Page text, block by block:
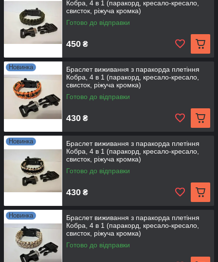
Кобра, 4 в 1 (паракорд, кресало-кресало,
свисток, ріжуча кромка)
Готово до відправки
450 ₴
Новинка
Браслет виживання з паракорда плетіння
Кобра, 4 в 1 (паракорд, кресало-кресало,
свисток, ріжуча кромка)
Готово до відправки
430 ₴
Новинка
Браслет виживання з паракорда плетіння
Кобра, 4 в 1 (паракорд, кресало-кресало,
свисток, ріжуча кромка)
Готово до відправки
430 ₴
Новинка
Браслет виживання з паракорда плетіння
Кобра, 4 в 1 (паракорд, кресало-кресало,
свисток, ріжуча кромка)
Готово до відправки